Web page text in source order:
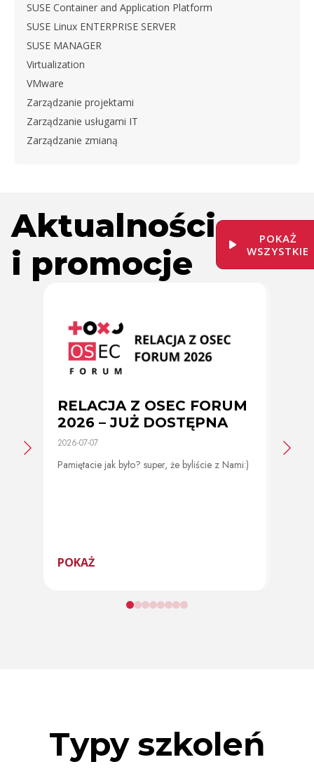
SUSE Container and Application Platform
SUSE Linux ENTERPRISE SERVER
SUSE MANAGER
Virtualization
VMware
Zarządzanie projektami
Zarządzanie usługami IT
Zarządzanie zmianą
Aktualności
i promocje
POKAŻ
WSZYSTKIE
RELACJA Z OSEC FORUM
2026 – JUŻ DOSTĘPNA
2026-07-07
Pamiętacie jak było? super, że byliście z Nami:)
POKAŻ
2026-
Typy szkoleń